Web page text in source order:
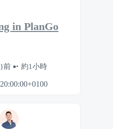
in PlanGo
前 約1小時